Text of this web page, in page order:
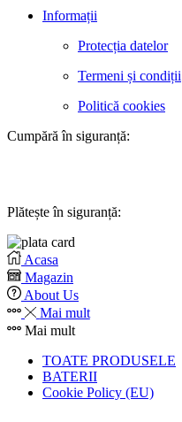
Informații
Protecția datelor
Termeni și condiții
Politică cookies
Cumpără în siguranță:
Plătește în siguranță:
Acasa
Magazin
About Us
Mai mult
Mai mult
TOATE PRODUSELE
BATERII
Cookie Policy (EU)